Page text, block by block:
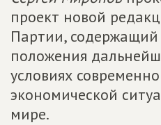
проект новой
Партии,
положения
условиях
экономической
мире.